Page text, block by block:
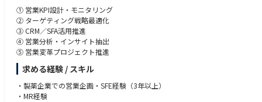
① 営業KPI設計・モニタリング
② ターゲティング戦略最適化
③ CRM／SFA活用推進
④ 営業分析・インサイト抽出
⑤ 営業変革プロジェクト推進
求める経験 / スキル
・製薬企業での営業企画・SFE経験（3年以上）
・MR経験